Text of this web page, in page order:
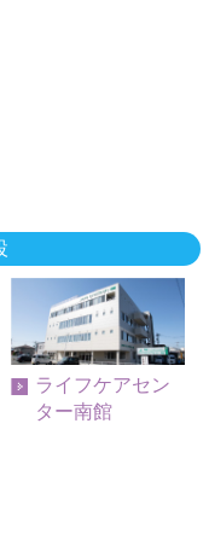
ライフケアセン
ター南館